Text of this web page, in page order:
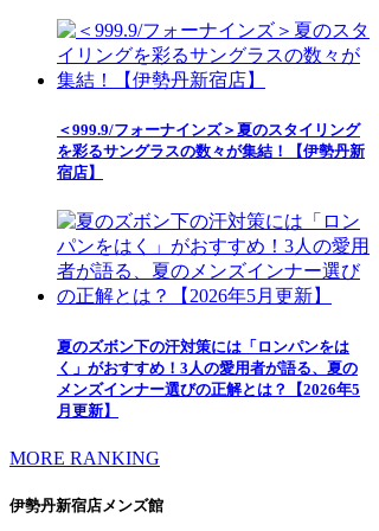
＜999.9/フォーナインズ＞夏のスタイリング
を彩るサングラスの数々が集結！【伊勢丹新
宿店】
夏のズボン下の汗対策には「ロンパンをは
く」がおすすめ！3人の愛用者が語る、夏の
メンズインナー選びの正解とは？【2026年5
月更新】
MORE RANKING
伊勢丹新宿店メンズ館